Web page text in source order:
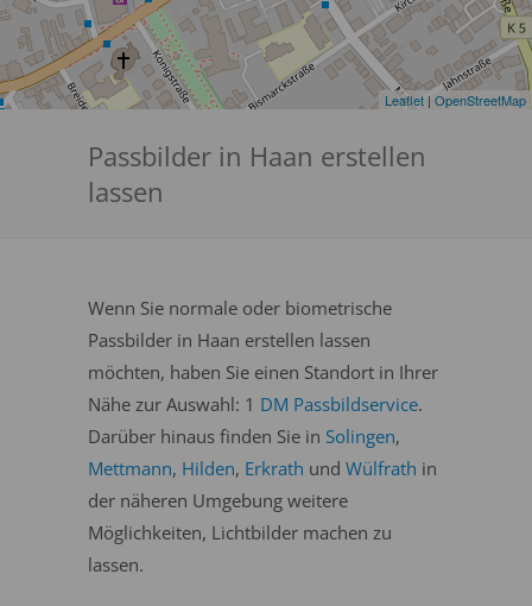
Leaflet | OpenStreetMap
Passbilder in Haan erstellen
lassen
Wenn Sie normale oder biometrische
Passbilder in Haan erstellen lassen
möchten, haben Sie einen Standort in Ihrer
Nähe zur Auswahl: 1 DM Passbildservice.
Darüber hinaus finden Sie in Solingen,
Mettmann, Hilden, Erkrath und Wülfrath in
der näheren Umgebung weitere
Möglichkeiten, Lichtbilder machen zu
lassen.